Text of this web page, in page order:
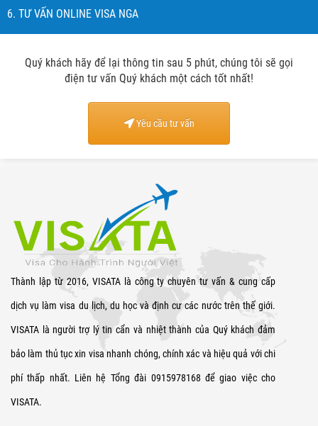
6. TƯ VẤN ONLINE VISA NGA
Quý khách hãy để lại thông tin sau 5 phút, chúng tôi sẽ gọi
điện tư vấn Quý khách một cách tốt nhất!
Yêu cầu tư vấn
Thành lập từ 2016, VISATA là công ty chuyên tư vấn & cung cấp
dịch vụ làm visa du lịch, du học và định cư các nước trên thế giới.
VISATA là người trợ lý tin cẩn và nhiệt thành của Quý khách đảm
bảo làm thủ tục xin visa nhanh chóng, chính xác và hiệu quả với chi
phí thấp nhất. Liên hệ Tổng đài 0915978168 để giao việc cho
VISATA.